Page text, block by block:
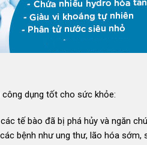
dụng tốt cho sức khỏe:
tế bào đã bị phá hủy và ngăn
bệnh như ung thư, lão hóa sớm,